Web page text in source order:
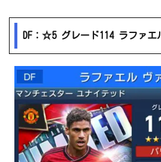
DF：☆5 グレード114 ラファエ